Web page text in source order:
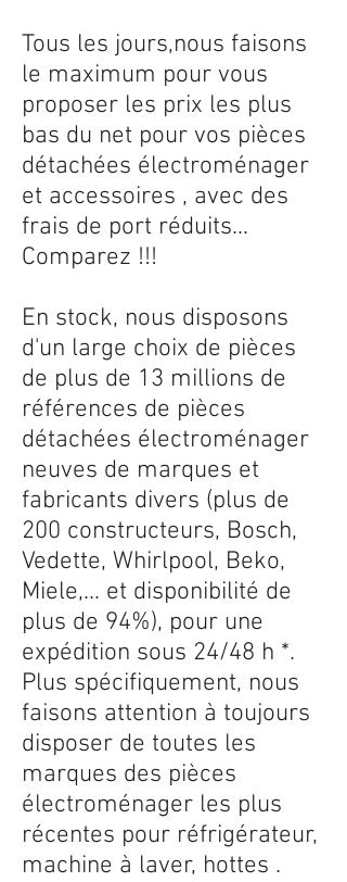
Tous les jours,nous faisons
le maximum pour vous
proposer les prix les plus
bas du net pour vos pièces
détachées électroménager
et accessoires , avec des
frais de port réduits...
Comparez !!!
En stock, nous disposons
d'un large choix de pièces
de plus de 13 millions de
références de pièces
détachées électroménager
neuves de marques et
fabricants divers (plus de
200 constructeurs, Bosch,
Vedette, Whirlpool, Beko,
Miele,... et disponibilité de
plus de 94%), pour une
expédition sous 24/48 h *.
Plus spécifiquement, nous
faisons attention à toujours
disposer de toutes les
marques des pièces
électroménager les plus
récentes pour réfrigérateur,
machine à laver, hottes .